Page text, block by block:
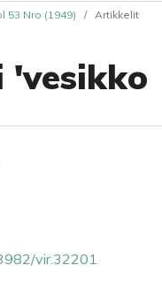
53 Nro (1949) / Artikkelit
'vesikko
vir.32201